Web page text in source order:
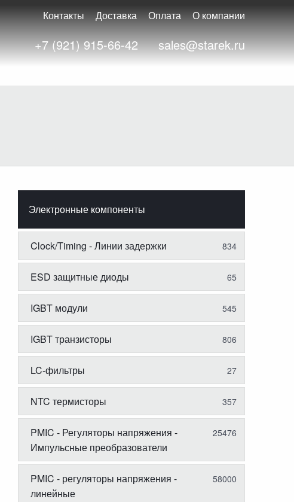
Контакты Доставка Оплата О компании
+7 (921) 915-66-42 sales@starek.ru
Электронные компоненты
Clock/Timing - Линии задержки 834
ESD защитные диоды 65
IGBT модули 545
IGBT транзисторы 806
LC-фильтры 27
NTC термисторы 357
PMIC - Регуляторы напряжения -
Импульсные преобразователи
25476
PMIC - регуляторы напряжения -
линейные
58000